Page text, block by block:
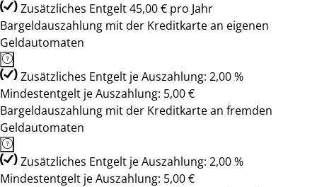
Zusätzliches Entgelt 45,00 € pro Jahr
Bargeldauszahlung mit der Kreditkarte an eigenen
Geldautomaten
Zusätzliches Entgelt je Auszahlung: 2,00 %
Mindestentgelt je Auszahlung: 5,00 €
Bargeldauszahlung mit der Kreditkarte an fremden
Geldautomaten
Zusätzliches Entgelt je Auszahlung: 2,00 %
Mindestentgelt je Auszahlung: 5,00 €